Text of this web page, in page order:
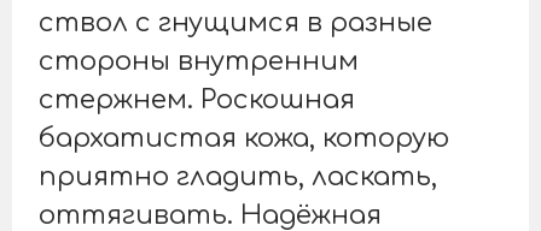
ствол с гнущимся в разные
стороны внутренним
стержнем. Роскошная
бархатистая кожа, которую
приятно гладить, ласкать,
оттягивать. Надёжная